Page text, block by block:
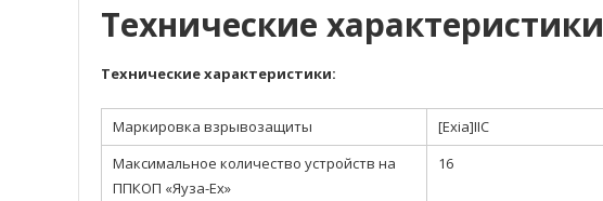
Технические характеристики
Технические характеристики:
Маркировка взрывозащиты
[Exia]IIC
Максимальное количество устройств на
ППКОП «Яуза-Ех»
16